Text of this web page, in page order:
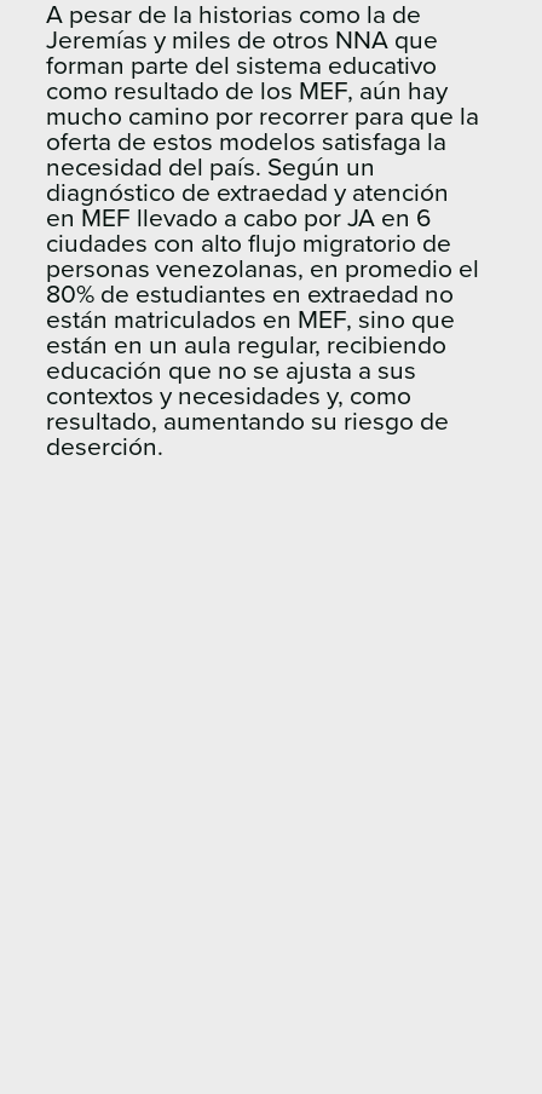
A pesar de la historias como la de
Jeremías y miles de otros NNA que
forman parte del sistema educativo
como resultado de los MEF, aún hay
mucho camino por recorrer para que la
oferta de estos modelos satisfaga la
necesidad del país. Según un
diagnóstico de extraedad y atención
en MEF llevado a cabo por JA en 6
ciudades con alto flujo migratorio de
personas venezolanas, en promedio el
80% de estudiantes en extraedad no
están matriculados en MEF, sino que
están en un aula regular, recibiendo
educación que no se ajusta a sus
contextos y necesidades y, como
resultado, aumentando su riesgo de
deserción.